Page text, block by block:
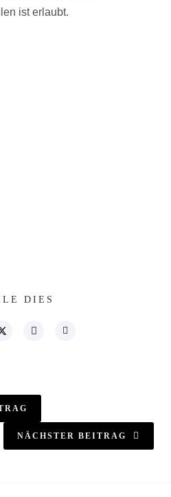
ist erlaubt.
DIES
NÄCHSTER BEITRAG